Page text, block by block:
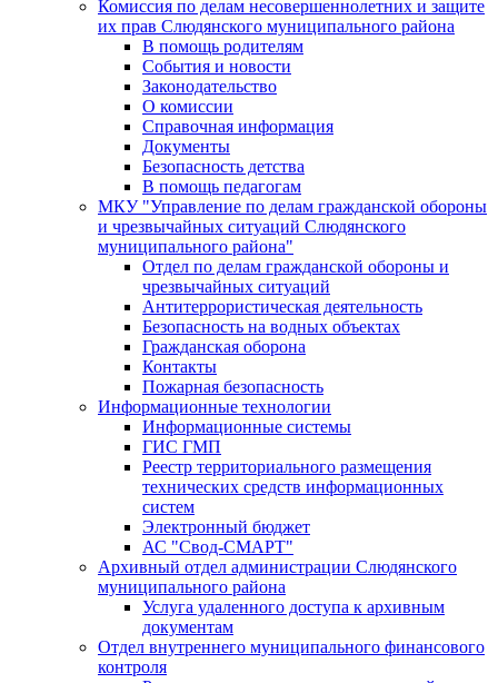
Комиссия по делам несовершеннолетних и защите
их прав Слюдянского муниципального района
В помощь родителям
События и новости
Законодательство
О комиссии
Справочная информация
Документы
Безопасность детства
В помощь педагогам
МКУ "Управление по делам гражданской обороны
и чрезвычайных ситуаций Слюдянского
муниципального района"
Отдел по делам гражданской обороны и
чрезвычайных ситуаций
Антитеррористическая деятельность
Безопасность на водных объектах
Гражданская оборона
Контакты
Пожарная безопасность
Информационные технологии
Информационные системы
ГИС ГМП
Реестр территориального размещения
технических средств информационных
систем
Электронный бюджет
АС "Свод-СМАРТ"
Архивный отдел администрации Слюдянского
муниципального района
Услуга удаленного доступа к архивным
документам
Отдел внутреннего муниципального финансового
контроля